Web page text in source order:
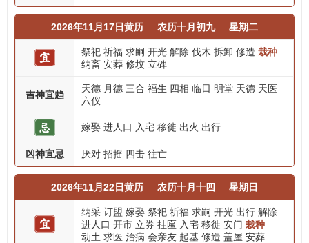
2026年11月17日黄历 农历十月初九 星期二
祭祀 祈福 求嗣 开光 解除 伐木 拆卸 修造 栽种
纳畜 安葬 修坟 立碑
吉神宜趋
天德 月德 三合 福生 四相 临日 明堂 天德 天医
六仪
嫁娶 进人口 入宅 移徙 出火 出行
凶神宜忌 厌对 招摇 四击 往亡
2026年11月22日黄历 农历十月十四 星期日
纳采 订盟 嫁娶 祭祀 祈福 求嗣 开光 出行 解除
进人口 开市 立券 挂匾 入宅 移徙 安门 栽种
动土 求医 治病 会亲友 起基 修造 盖屋 安葬